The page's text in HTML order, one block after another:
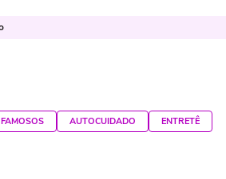
FAMOSOS AUTOCUIDADO ENTRETÊ